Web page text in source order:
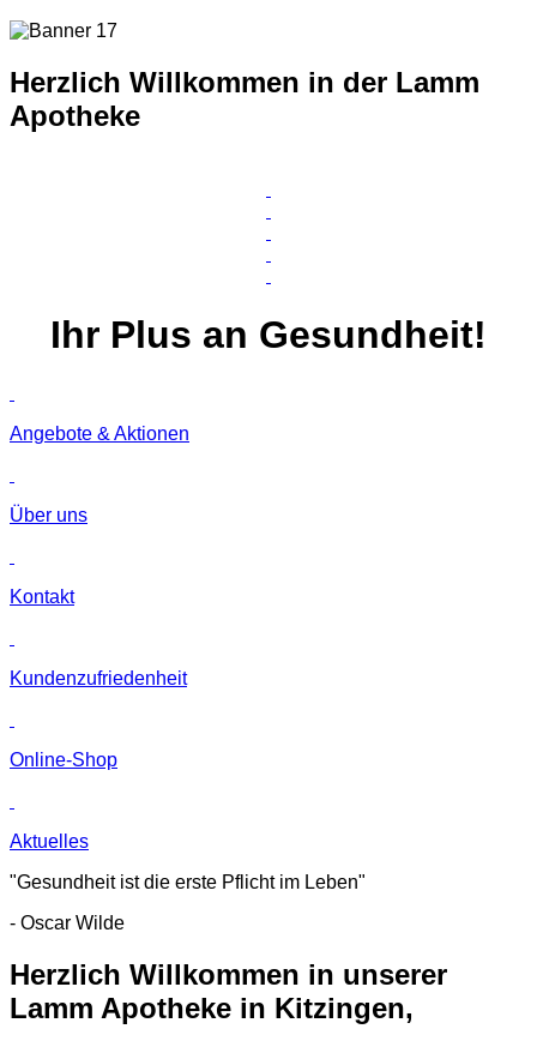
Herzlich Willkommen in der Lamm
Apotheke
Ihr Plus an Gesundheit!
Angebote & Aktionen
Über uns
Kontakt
Kunden­zufriedenheit
Online-Shop
Aktuelles
"Gesundheit ist die erste Pflicht im Leben"
- Oscar Wilde
Herzlich Willkommen in unserer
Lamm Apotheke in Kitzingen,